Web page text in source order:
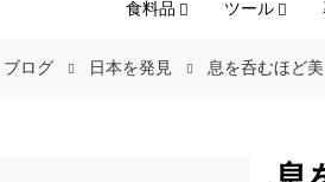
食料品 ツール
ブログ 日本を発見 息を呑むほど